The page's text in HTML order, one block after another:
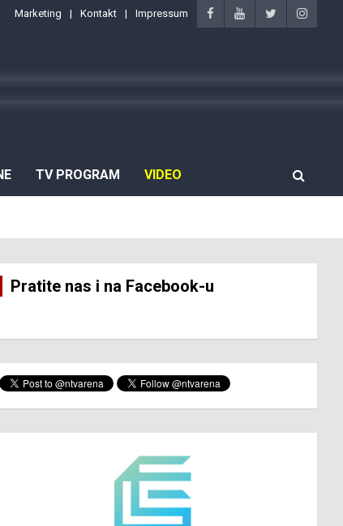
Marketing Kontakt Impressum
TV PROGRAM VIDEO
Pratite nas i na Facebook-u